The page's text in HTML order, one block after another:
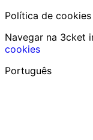
Política de cookies
Navegar na 3cket
cookies
Português